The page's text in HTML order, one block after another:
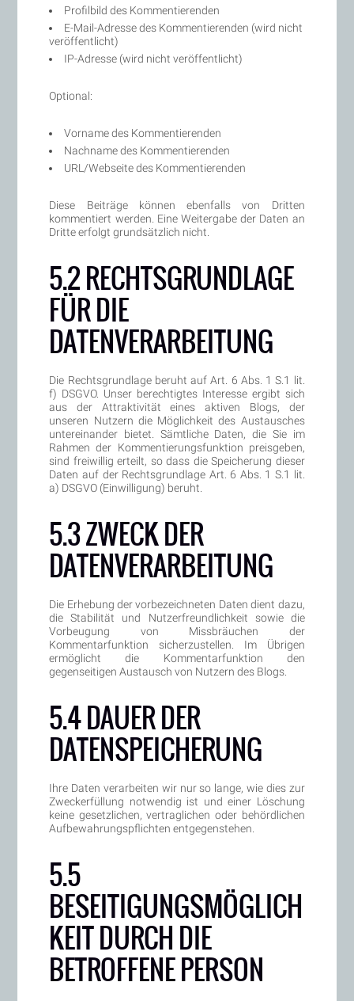
Profilbild des Kommentierenden
E-Mail-Adresse des Kommentierenden (wird nicht
veröffentlicht)
IP-Adresse (wird nicht veröffentlicht)
Optional:
Vorname des Kommentierenden
Nachname des Kommentierenden
URL/Webseite des Kommentierenden
Diese Beiträge können ebenfalls von Dritten
kommentiert werden. Eine Weitergabe der Daten an
Dritte erfolgt grundsätzlich nicht.
5.2 RECHTSGRUNDLAGE
FÜR DIE
DATENVERARBEITUNG
Die Rechtsgrundlage beruht auf Art. 6 Abs. 1 S.1 lit.
f) DSGVO. Unser berechtigtes Interesse ergibt sich
aus der Attraktivität eines aktiven Blogs, der
unseren Nutzern die Möglichkeit des Austausches
untereinander bietet. Sämtliche Daten, die Sie im
Rahmen der Kommentierungsfunktion preisgeben,
sind freiwillig erteilt, so dass die Speicherung dieser
Daten auf der Rechtsgrundlage Art. 6 Abs. 1 S.1 lit.
a) DSGVO (Einwilligung) beruht.
5.3 ZWECK DER
DATENVERARBEITUNG
Die Erhebung der vorbezeichneten Daten dient dazu,
die Stabilität und Nutzerfreundlichkeit sowie die
Vorbeugung von Missbräuchen der
Kommentarfunktion sicherzustellen. Im Übrigen
ermöglicht die Kommentarfunktion den
gegenseitigen Austausch von Nutzern des Blogs.
5.4 DAUER DER
DATENSPEICHERUNG
Ihre Daten verarbeiten wir nur so lange, wie dies zur
Zweckerfüllung notwendig ist und einer Löschung
keine gesetzlichen, vertraglichen oder behördlichen
Aufbewahrungspflichten entgegenstehen.
5.5
BESEITIGUNGSMÖGLICH
KEIT DURCH DIE
BETROFFENE PERSON